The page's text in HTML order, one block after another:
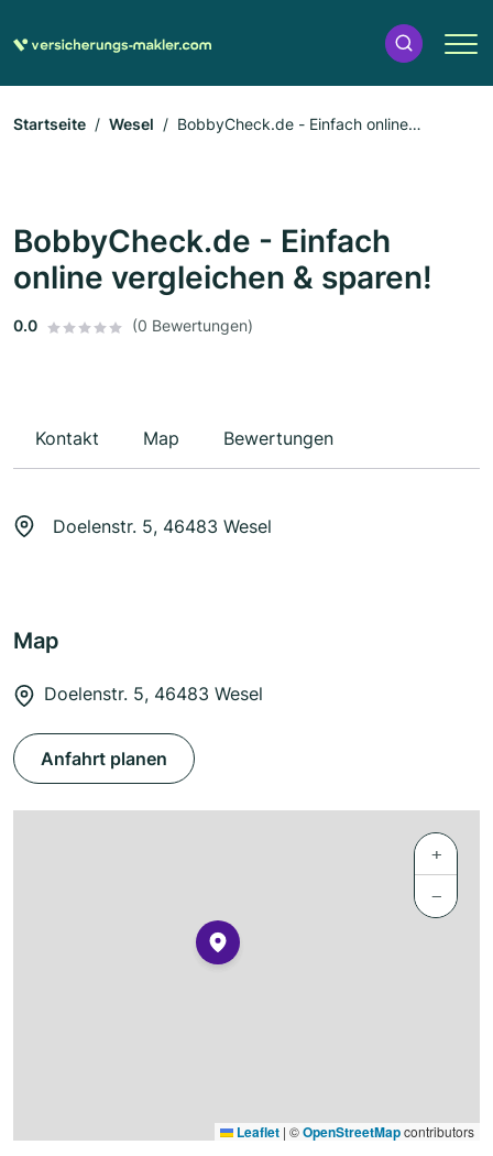
Startseite Wesel
BobbyCheck.de - Einfach online
BobbyCheck.de - Einfach
online vergleichen & sparen!
0.0 (0 Bewertungen)
Kontakt Map Bewertungen
Doelenstr. 5, 46483 Wesel
Map
Doelenstr. 5, 46483 Wesel
Anfahrt planen
+
−
Leaflet | ©OpenStreetMapcontributors